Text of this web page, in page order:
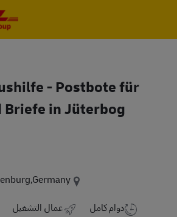
- Postbote für
Briefe in Jüterbog
عمال التشغيل دوام كامل